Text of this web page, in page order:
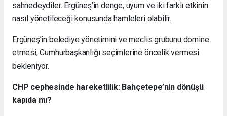
sahnedeydiler. Ergüneş’in denge, uyum ve iki farklı etkinin
nasıl yönetileceği konusunda hamleleri olabilir.
Ergüneş’in belediye yönetimini ve meclis grubunu domine
etmesi, Cumhurbaşkanlığı seçimlerine öncelik vermesi
bekleniyor.
CHP cephesinde hareketlilik: Bahçetepe’nin dönüşü
kapıda mı?